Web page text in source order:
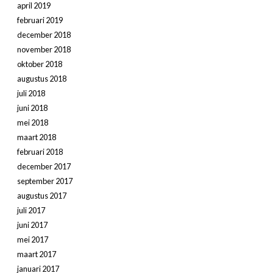
april 2019
februari 2019
december 2018
november 2018
oktober 2018
augustus 2018
juli 2018
juni 2018
mei 2018
maart 2018
februari 2018
december 2017
september 2017
augustus 2017
juli 2017
juni 2017
mei 2017
maart 2017
januari 2017